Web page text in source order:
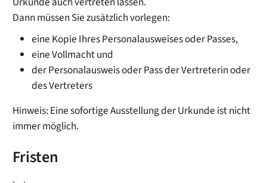
Dann müssen Sie zusätzlich vorlegen:
eine Kopie Ihres Personalausweises oder Passes,
eine Vollmacht und
der Personalausweis oder Pass der Vertreterin oder
des Vertreters
Hinweis: Eine sofortige Ausstellung der Urkunde ist nicht
immer möglich.
Fristen